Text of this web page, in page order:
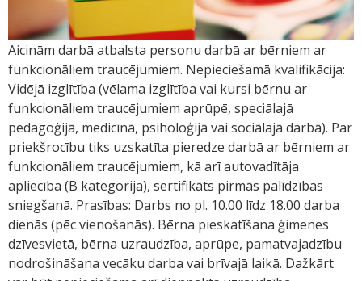
Aicinām darbā atbalsta personu darbā ar bērniem ar
funkcionāliem traucējumiem. Nepieciešamā kvalifikācija:
Vidējā izglītība (vēlama izglītība vai kursi bērnu ar
funkcionāliem traucējumiem aprūpē, speciālajā
pedagoģijā, medicīnā, psiholoģijā vai sociālajā darbā). Par
priekšrocību tiks uzskatīta pieredze darbā ar bērniem ar
funkcionāliem traucējumiem, kā arī autovadītāja
apliecība (B kategorija), sertifikāts pirmās palīdzības
sniegšanā. Prasības: Darbs no pl. 10.00 līdz 18.00 darba
dienās (pēc vienošanās). Bērna pieskatīšana ģimenes
dzīvesvietā, bērna uzraudzība, aprūpe, pamatvajadzību
nodrošināšana vecāku darba vai brīvajā laikā. Dažkārt